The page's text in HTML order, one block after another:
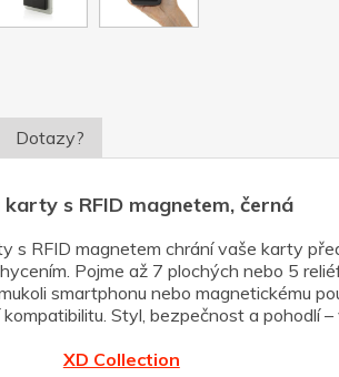
Dotazy?
s RFID magnetem, černá
s RFID magnetem chrání vaše karty
Pojme až 7 plochých nebo 5
smartphonu nebo magnetickému
Styl, bezpečnost a pohodlí
XD Collection